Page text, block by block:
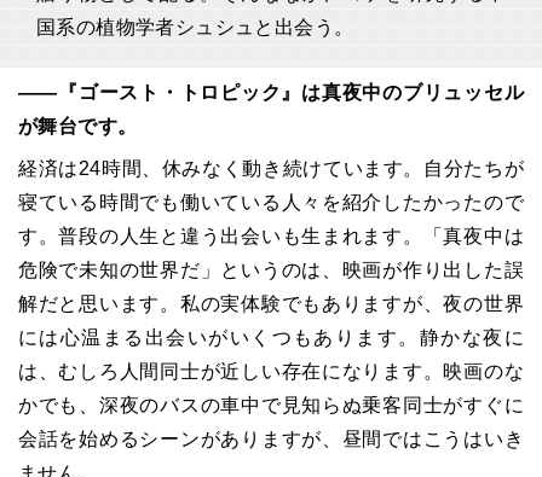
国系の植物学者シュシュと出会う。
――『ゴースト・トロピック』は真夜中のブリュッセル
が舞台です。
経済は24時間、休みなく動き続けています。自分たちが
寝ている時間でも働いている人々を紹介したかったので
す。普段の人生と違う出会いも生まれます。「真夜中は
危険で未知の世界だ」というのは、映画が作り出した誤
解だと思います。私の実体験でもありますが、夜の世界
には心温まる出会いがいくつもあります。静かな夜に
は、むしろ人間同士が近しい存在になります。映画のな
かでも、深夜のバスの車中で見知らぬ乗客同士がすぐに
会話を始めるシーンがありますが、昼間ではこうはいき